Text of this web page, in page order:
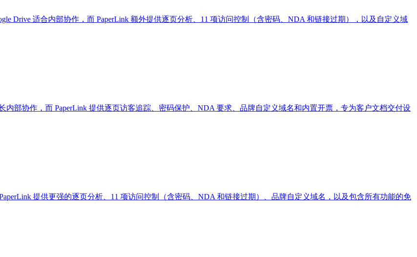
Drive 适合内部协作，而 PaperLink 额外提供逐页分析、11 项访问控制（含密码、NDA 和链接过期），以及自定义域
内部协作，而 PaperLink 提供逐页访客追踪、密码保护、NDA 要求、品牌自定义域名和内置开票，专为客户文档交付设
提供更强的逐页分析、11 项访问控制（含密码、NDA 和链接过期）、品牌自定义域名，以及包含所有功能的免